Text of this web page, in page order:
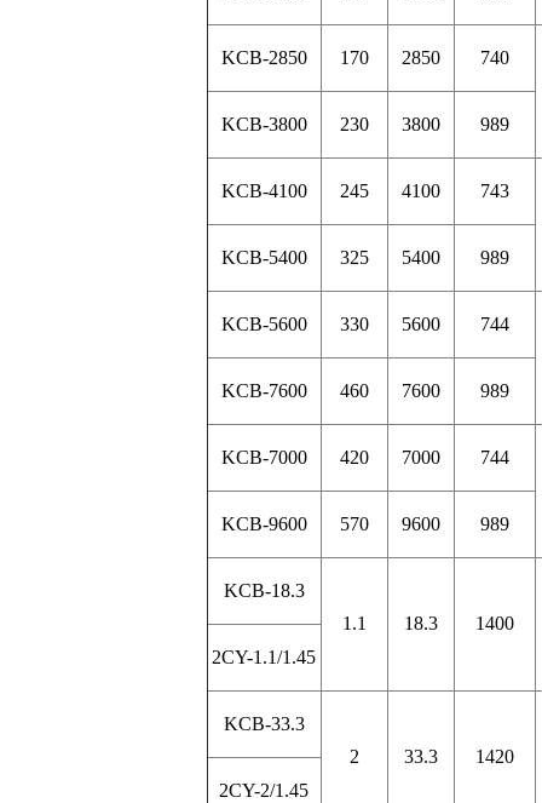
KCB-2850 170 2850 740
KCB-3800 230 3800 989
KCB-4100 245 4100 743
KCB-5400 325 5400 989
KCB-5600 330 5600 744
KCB-7600 460 7600 989
KCB-7000 420 7000 744
KCB-9600 570 9600 989
KCB-18.3
1.1
18.3
1400
2CY-1.1/1.45
KCB-33.3
2
33.3
1420
2CY-2/1.45